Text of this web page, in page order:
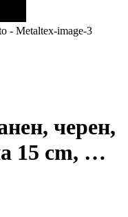
черен,
15 cm, …